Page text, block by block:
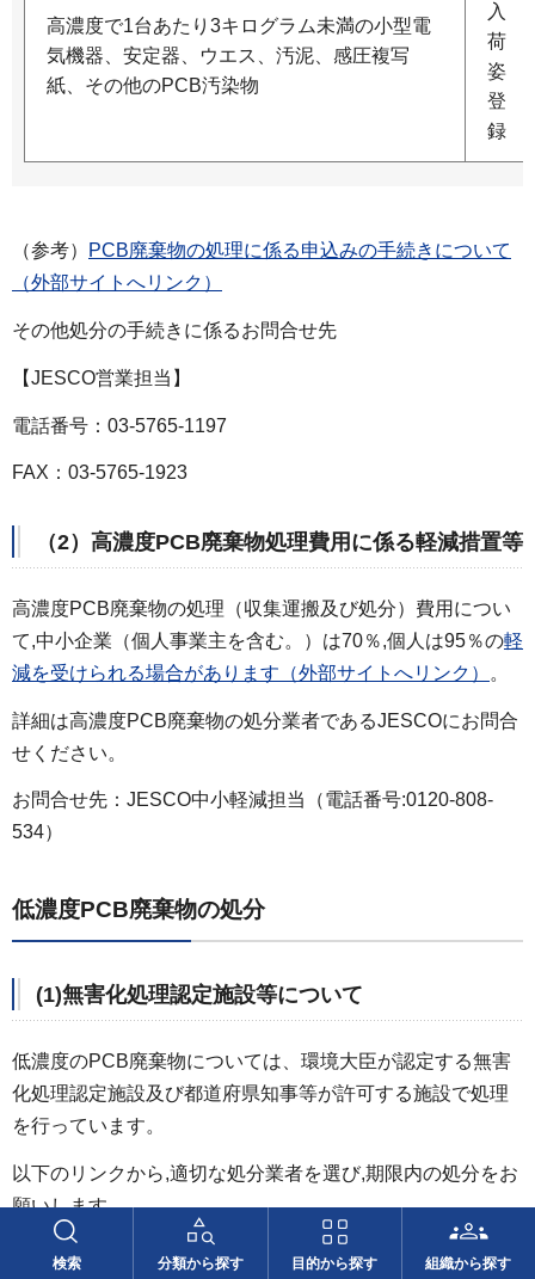
検索 分類から探す 目的から探す 組織から探す
高濃度で1台あたり3キログラム未満の小型電
気機器、安定器、ウエス、汚泥、感圧複写
紙、その他のPCB汚染物
入
荷
姿
登
録
（参考）
PCB廃棄物の処理に係る申込みの手続きについて
（外部サイトへリンク）
その他処分の手続きに係るお問合せ先
【JESCO営業担当】
電話番号：03-5765-1197
FAX：03-5765-1923
（2）高濃度PCB廃棄物処理費用に係る軽減措置等
高濃度PCB廃棄物の処理（収集運搬及び処分）費用につい
て,中小企業（個人事業主を含む。）は70％,個人は95％の軽
減を受けられる場合があります（外部サイトへリンク）
。
詳細は高濃度PCB廃棄物の処分業者であるJESCOにお問合
せください。
お問合せ先：JESCO中小軽減担当（電話番号:0120-808-
534）
低濃度PCB廃棄物の処分
(1)無害化処理認定施設等について
低濃度のPCB廃棄物については、環境大臣が認定する無害
化処理認定施設及び都道府県知事等が許可する施設で処理
を行っています。
以下のリンクから,適切な処分業者を選び,期限内の処分をお
願いします。
廃棄物処理法に基づく無害化処理認定施設等（外部サイト